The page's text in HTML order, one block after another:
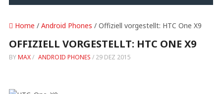
Home / Android Phones / Offiziell vorgestellt: HTC One X9
OFFIZIELL VORGESTELLT: HTC ONE X9
BYMAX/ ANDROID PHONES / 29 DEZ 2015